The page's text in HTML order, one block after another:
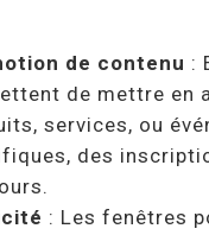
de contenu :
de mettre en
services, ou
des
: Les fenêtres